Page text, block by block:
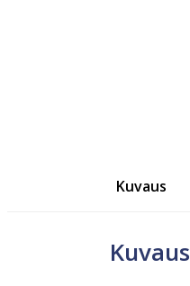
Kuvaus
Kuvaus